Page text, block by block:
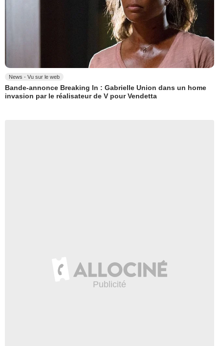
News - Vu sur le web
Bande-annonce Breaking In : Gabrielle Union dans un home
invasion par le réalisateur de V pour Vendetta